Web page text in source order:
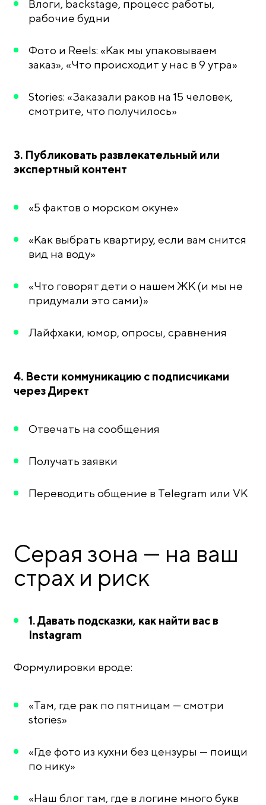
Влоги, backstage, процесс работы,
рабочие будни
Фото и Reels: «Как мы упаковываем
заказ», «Что происходит у нас в 9 утра»
Stories: «Заказали раков на 15 человек,
смотрите, что получилось»
3. Публиковать развлекательный или
экспертный контент
«5 фактов о морском окуне»
«Как выбрать квартиру, если вам снится
вид на воду»
«Что говорят дети о нашем ЖК (и мы не
придумали это сами)»
Лайфхаки, юмор, опросы, сравнения
4. Вести коммуникацию с подписчиками
через Директ
Отвечать на сообщения
Получать заявки
Переводить общение в Telegram или VK
Серая зона — на ваш
страх и риск
1. Давать подсказки, как найти вас в
Instagram
Формулировки вроде:
«Там, где рак по пятницам — смотри
stories»
«Где фото из кухни без цензуры — поищи
по нику»
«Наш блог там, где в логине много букв